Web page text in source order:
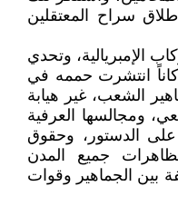
سراح المعتقلين
الإمبريالية، وتحدي
انتشرت حممه في
الشعب، غير هيابة
ومجالسها العرفية
على الدستور، وحقوق
جميع المدن
بين الجماهير وقوات